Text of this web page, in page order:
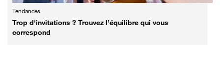
Tendances
Trop d'invitations ? Trouvez l’équilibre qui vous
correspond